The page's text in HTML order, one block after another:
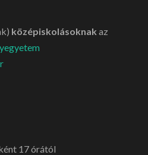
középiskolásoknak az
17 órától